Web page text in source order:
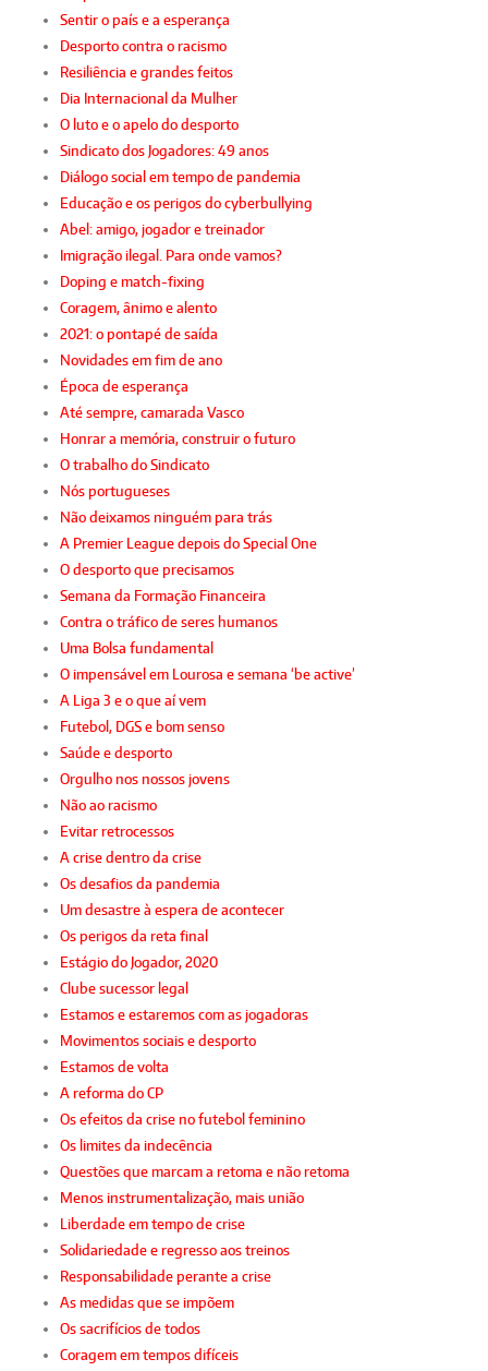
Sentir o país e a esperança
Desporto contra o racismo
Resiliência e grandes feitos
Dia Internacional da Mulher
O luto e o apelo do desporto
Sindicato dos Jogadores: 49 anos
Diálogo social em tempo de pandemia
Educação e os perigos do cyberbullying
Abel: amigo, jogador e treinador
Imigração ilegal. Para onde vamos?
Doping e match-fixing
Coragem, ânimo e alento
2021: o pontapé de saída
Novidades em fim de ano
Época de esperança
Até sempre, camarada Vasco
Honrar a memória, construir o futuro
O trabalho do Sindicato
Nós portugueses
Não deixamos ninguém para trás
A Premier League depois do Special One
O desporto que precisamos
Semana da Formação Financeira
Contra o tráfico de seres humanos
Uma Bolsa fundamental
O impensável em Lourosa e semana ‘be active’
A Liga 3 e o que aí vem
Futebol, DGS e bom senso
Saúde e desporto
Orgulho nos nossos jovens
Não ao racismo
Evitar retrocessos
A crise dentro da crise
Os desafios da pandemia
Um desastre à espera de acontecer
Os perigos da reta final
Estágio do Jogador, 2020
Clube sucessor legal
Estamos e estaremos com as jogadoras
Movimentos sociais e desporto
Estamos de volta
A reforma do CP
Os efeitos da crise no futebol feminino
Os limites da indecência
Questões que marcam a retoma e não retoma
Menos instrumentalização, mais união
Liberdade em tempo de crise
Solidariedade e regresso aos treinos
Responsabilidade perante a crise
As medidas que se impõem
Os sacrifícios de todos
Coragem em tempos difíceis